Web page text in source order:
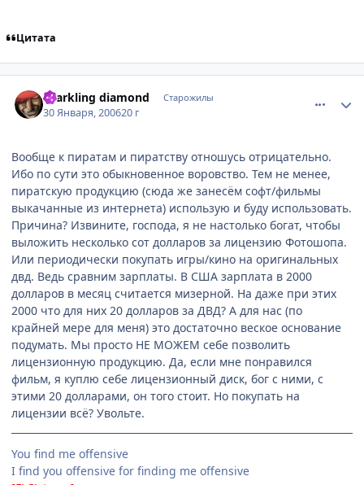
Цитата
sparkling diamond Старожилы
30 Января, 200620 г
Вообще к пиратам и пиратству отношусь отрицательно.
Ибо по сути это обыкновенное воровство. Тем не менее,
пиратскую продукцию (сюда же занесём софт/фильмы
выкачанные из интернета) использую и буду использовать.
Причина? Извините, господа, я не настолько богат, чтобы
выложить несколько сот долларов за лицензию Фотошопа.
Или периодически покупать игры/кино на оригинальных
двд. Ведь сравним зарплаты. В США зарплата в 2000
долларов в месяц считается мизерной. На даже при этих
2000 что для них 20 долларов за ДВД? А для нас (по
крайней мере для меня) это достаточно веское основание
подумать. Мы просто НЕ МОЖЕМ себе позволить
лицензионную продукцию. Да, если мне понравился
фильм, я куплю себе лицензионный диск, бог с ними, с
этими 20 долларами, он того стоит. Но покупать на
лицензии всё? Увольте.
You find me offensive
I find you offensive for finding me offensive